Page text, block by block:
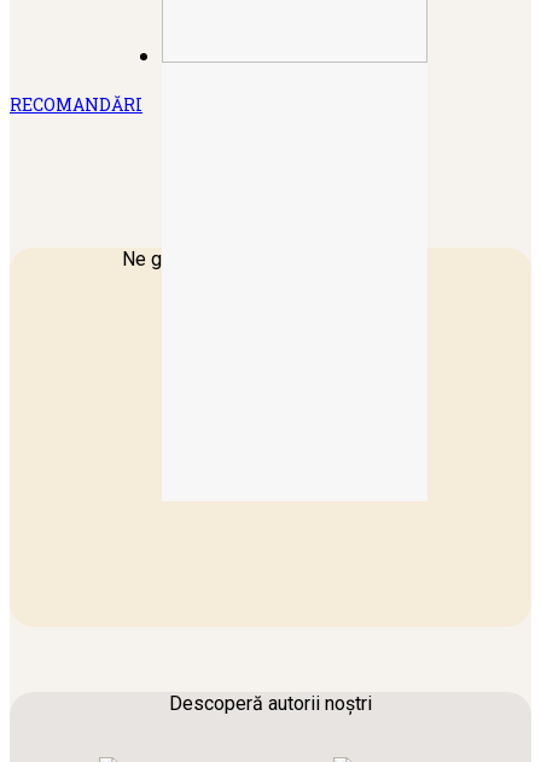
RECOMANDĂRI
Ne găsești în locurile tale preferate
Descoperă autorii noștri